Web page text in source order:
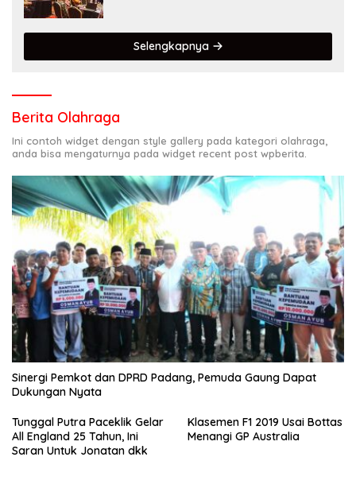
Selengkapnya
Berita Olahraga
Ini contoh widget dengan style gallery pada kategori olahraga,
anda bisa mengaturnya pada widget recent post wpberita.
Sinergi Pemkot dan DPRD Padang, Pemuda Gaung Dapat
Dukungan Nyata
Tunggal Putra Paceklik Gelar
All England 25 Tahun, Ini
Saran Untuk Jonatan dkk
Klasemen F1 2019 Usai Bottas
Menangi GP Australia